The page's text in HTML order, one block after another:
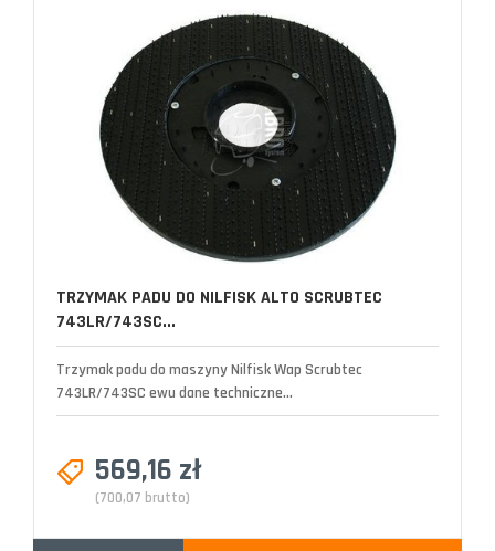
TRZYMAK PADU DO NILFISK ALTO SCRUBTEC
743LR/743SC...
Trzymak padu do maszyny Nilfisk Wap Scrubtec
743LR/743SC ewu dane techniczne...
569,16 zł
(700,07 brutto)